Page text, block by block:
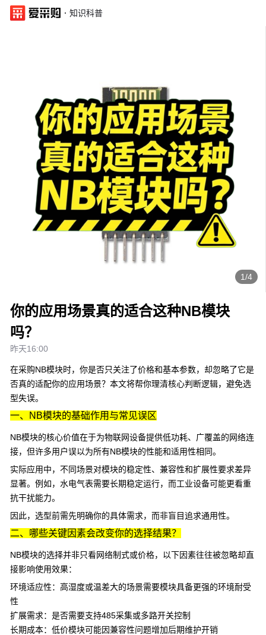
· 知识科普
1/4
你的应用场景真的适合这种NB模块
吗？
昨天16:00
在采购NB模块时，你是否只关注了价格和基本参数，却忽略了它是
否真的适配你的应用场景？本文将帮你理清核心判断逻辑，避免选
型失误。
一、NB模块的基础作用与常见误区
NB模块的核心价值在于为物联网设备提供低功耗、广覆盖的网络连
接，但许多用户误以为所有NB模块的性能和适用性相同。
实际应用中，不同场景对模块的稳定性、兼容性和扩展性要求差异
显著。例如，水电气表需要长期稳定运行，而工业设备可能更看重
抗干扰能力。
因此，选型前需先明确你的具体需求，而非盲目追求通用性。
二、哪些关键因素会改变你的选择结果？
NB模块的选择并非只看网络制式或价格，以下因素往往被忽略却直
接影响使用效果：
环境适应性：高湿度或温差大的场景需要模块具备更强的环境耐受
性
扩展需求：是否需要支持485采集或多路开关控制
长期成本：低价模块可能因兼容性问题增加后期维护开销